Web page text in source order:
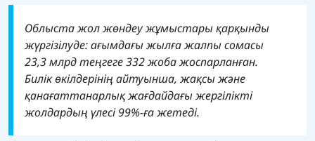
Облыста жол жөндеу жұмыстары қарқынды
жүргізілуде: ағымдағы жылға жалпы сомасы
23,3 млрд теңгеге 332 жоба жоспарланған.
Билік өкілдерінің айтуынша, жақсы және
қанағаттанарлық жағдайдағы жергілікті
жолдардың үлесі 99%-ға жетеді.